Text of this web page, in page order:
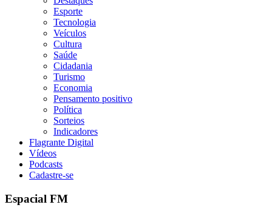
Esporte
Tecnologia
Veículos
Cultura
Saúde
Cidadania
Turismo
Economia
Pensamento positivo
Política
Sorteios
Indicadores
Flagrante Digital
Vídeos
Podcasts
Cadastre-se
Espacial FM